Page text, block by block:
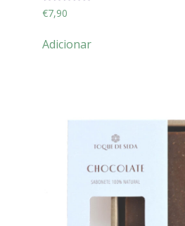
Avaliação
0
€7,90
Adicionar